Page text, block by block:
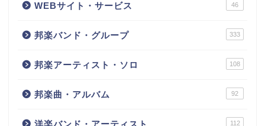
WEBサイト・サービス 46
邦楽バンド・グループ 333
邦楽アーティスト・ソロ 108
邦楽曲・アルバム 92
112